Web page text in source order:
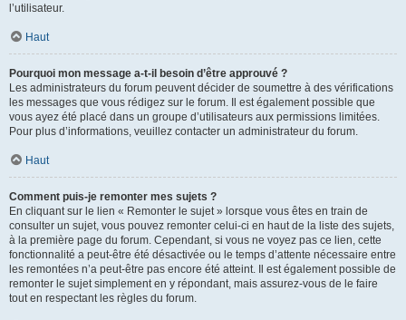
l’utilisateur.
Haut
Pourquoi mon message a-t-il besoin d’être approuvé ?
Les administrateurs du forum peuvent décider de soumettre à des vérifications
les messages que vous rédigez sur le forum. Il est également possible que
vous ayez été placé dans un groupe d’utilisateurs aux permissions limitées.
Pour plus d’informations, veuillez contacter un administrateur du forum.
Haut
Comment puis-je remonter mes sujets ?
En cliquant sur le lien « Remonter le sujet » lorsque vous êtes en train de
consulter un sujet, vous pouvez remonter celui-ci en haut de la liste des sujets,
à la première page du forum. Cependant, si vous ne voyez pas ce lien, cette
fonctionnalité a peut-être été désactivée ou le temps d’attente nécessaire entre
les remontées n’a peut-être pas encore été atteint. Il est également possible de
remonter le sujet simplement en y répondant, mais assurez-vous de le faire
tout en respectant les règles du forum.